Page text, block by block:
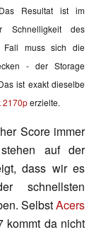
Das Resultat ist im
Schnelligkeit des
Fall muss sich die
- der Storage
ist exakt dieselbe
2170perzielte.
Score immer
auf der
dass wir es
schnellsten
SelbstAcers
kommt da nicht